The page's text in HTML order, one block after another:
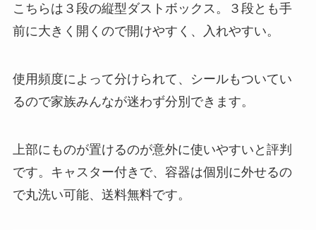
こちらは３段の縦型ダストボックス。３段とも手
前に大きく開くので開けやすく、入れやすい。
使用頻度によって分けられて、シールもついてい
るので家族みんなが迷わず分別できます。
上部にものが置けるのが意外に使いやすいと評判
です。キャスター付きで、容器は個別に外せるの
で丸洗い可能、送料無料です。